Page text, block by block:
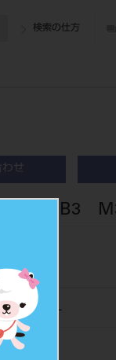
検索の仕方
せ
8歯 B3